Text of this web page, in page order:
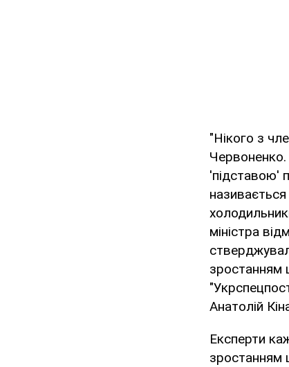
"Нікого з
'підставою'
міністра
зростанням
Анатолій
Експерти
зростанням